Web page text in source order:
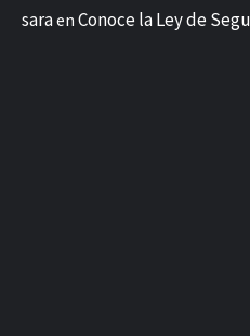
saraen Conoce la Ley de